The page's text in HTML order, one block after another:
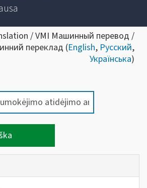
/ VMI Машинный перевод /
переклад (English, Русский,
Українська)